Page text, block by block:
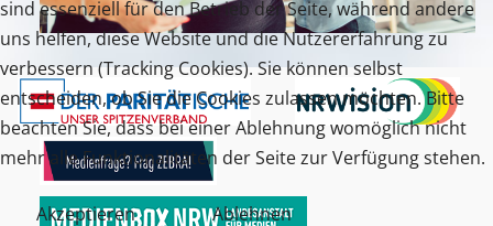
sind essenziell für den Betrieb der Seite, während andere
uns helfen, diese Website und die Nutzererfahrung zu
verbessern (Tracking Cookies). Sie können selbst
entscheiden, ob Sie die Cookies zulassen möchten. Bitte
beachten Sie, dass bei einer Ablehnung womöglich nicht
mehr alle Funktionalitäten der Seite zur Verfügung stehen.
Akzeptieren
Ablehnen